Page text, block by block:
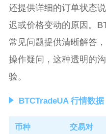
还提供详细的订单状态
迟或价格变动的原因。
常见问题提供清晰解答
操作疑问，这种透明的
验。
BTCTradeUA 行情数据
币种 交易对